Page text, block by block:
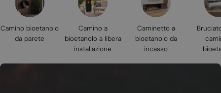
Camino bioetanolo
da parete
Camino a
bioetanolo a libera
installazione
Caminetto a
bioetanolo da
incasso